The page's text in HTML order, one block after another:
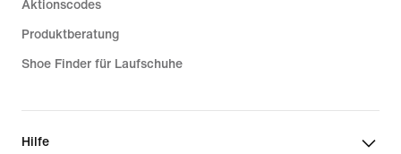
Aktionscodes
Produktberatung
Shoe Finder für Laufschuhe
Hilfe